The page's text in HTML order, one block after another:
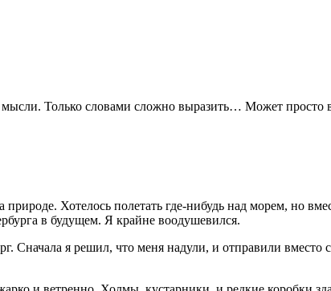
Только словами сложно выразить… Может просто
Хотелось полетать где-нибудь над морем, но
в будущем. Я крайне воодушевился.
Сначала я решил, что меня надули, и отправили вместо